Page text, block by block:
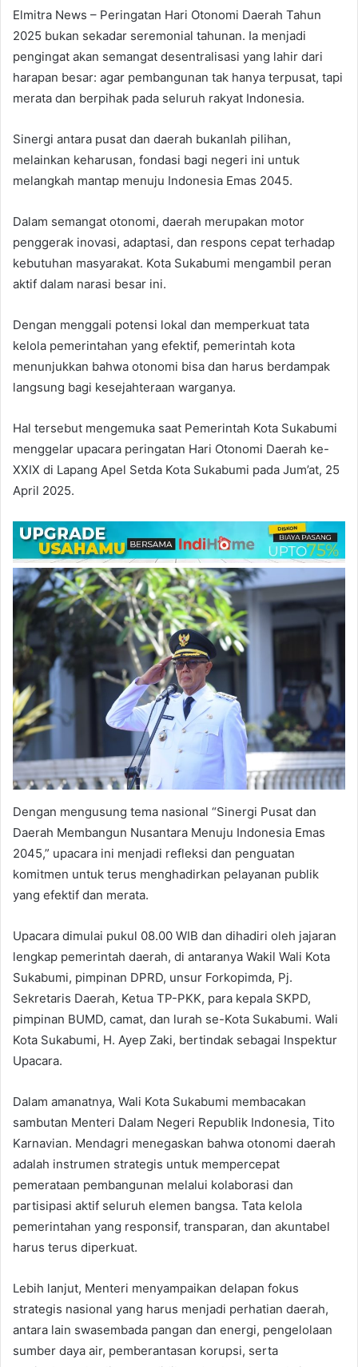
Elmitra News – Peringatan Hari Otonomi Daerah Tahun
2025 bukan sekadar seremonial tahunan. Ia menjadi
pengingat akan semangat desentralisasi yang lahir dari
harapan besar: agar pembangunan tak hanya terpusat, tapi
merata dan berpihak pada seluruh rakyat Indonesia.
Sinergi antara pusat dan daerah bukanlah pilihan,
melainkan keharusan, fondasi bagi negeri ini untuk
melangkah mantap menuju Indonesia Emas 2045.
Dalam semangat otonomi, daerah merupakan motor
penggerak inovasi, adaptasi, dan respons cepat terhadap
kebutuhan masyarakat. Kota Sukabumi mengambil peran
aktif dalam narasi besar ini.
Dengan menggali potensi lokal dan memperkuat tata
kelola pemerintahan yang efektif, pemerintah kota
menunjukkan bahwa otonomi bisa dan harus berdampak
langsung bagi kesejahteraan warganya.
Hal tersebut mengemuka saat Pemerintah Kota Sukabumi
menggelar upacara peringatan Hari Otonomi Daerah ke-
XXIX di Lapang Apel Setda Kota Sukabumi pada Jum’at, 25
April 2025.
Dengan mengusung tema nasional “Sinergi Pusat dan
Daerah Membangun Nusantara Menuju Indonesia Emas
2045,” upacara ini menjadi refleksi dan penguatan
komitmen untuk terus menghadirkan pelayanan publik
yang efektif dan merata.
Upacara dimulai pukul 08.00 WIB dan dihadiri oleh jajaran
lengkap pemerintah daerah, di antaranya Wakil Wali Kota
Sukabumi, pimpinan DPRD, unsur Forkopimda, Pj.
Sekretaris Daerah, Ketua TP-PKK, para kepala SKPD,
pimpinan BUMD, camat, dan lurah se-Kota Sukabumi. Wali
Kota Sukabumi, H. Ayep Zaki, bertindak sebagai Inspektur
Upacara.
Dalam amanatnya, Wali Kota Sukabumi membacakan
sambutan Menteri Dalam Negeri Republik Indonesia, Tito
Karnavian. Mendagri menegaskan bahwa otonomi daerah
adalah instrumen strategis untuk mempercepat
pemerataan pembangunan melalui kolaborasi dan
partisipasi aktif seluruh elemen bangsa. Tata kelola
pemerintahan yang responsif, transparan, dan akuntabel
harus terus diperkuat.
Lebih lanjut, Menteri menyampaikan delapan fokus
strategis nasional yang harus menjadi perhatian daerah,
antara lain swasembada pangan dan energi, pengelolaan
sumber daya air, pemberantasan korupsi, serta